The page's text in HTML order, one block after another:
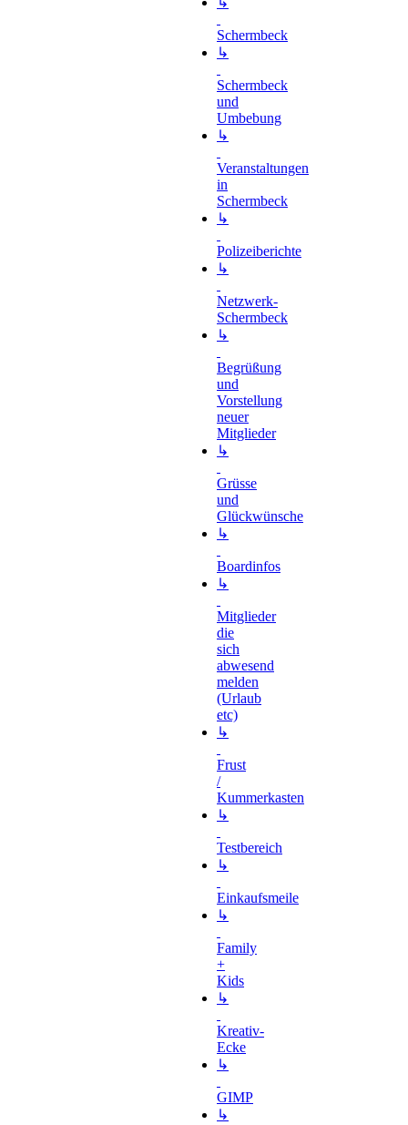
Schermbeck
↳
Schermbeck
und
Umbebung
↳
Veranstaltungen
in
Schermbeck
↳
Polizeiberichte
↳
Netzwerk-
Schermbeck
↳
Begrüßung
und
Vorstellung
neuer
Mitglieder
↳
Grüsse
und
Glückwünsche
↳
Boardinfos
↳
Mitglieder
die
sich
abwesend
melden
(Urlaub
etc)
↳
Frust
/
Kummerkasten
↳
Testbereich
↳
Einkaufsmeile
↳
Family
+
Kids
↳
Kreativ-
Ecke
↳
GIMP
↳